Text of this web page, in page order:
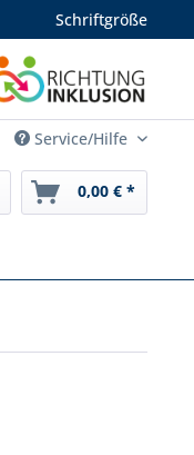
Schriftgröße
Service/Hilfe
0,00 € *